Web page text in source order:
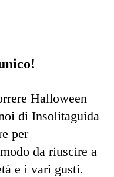
Halloween
di Insolitaguida
per
da riuscire a
e i vari gusti.